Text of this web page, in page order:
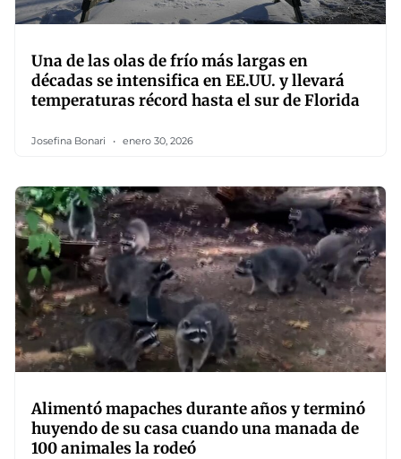
Una de las olas de frío más largas en
décadas se intensifica en EE.UU. y llevará
temperaturas récord hasta el sur de Florida
Josefina Bonari enero 30, 2026
Alimentó mapaches durante años y terminó
huyendo de su casa cuando una manada de
100 animales la rodeó